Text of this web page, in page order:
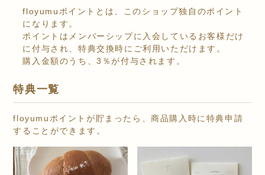
floyumuポイントとは、このショップ独自のポイント
になります。
ポイントはメンバーシップに入会しているお客様だけ
に付与され、特典交換時にご利用いただけます。
購入金額のうち、3％が付与されます。
特典一覧
floyumuポイントが貯まったら、商品購入時に特典申請
することができます。